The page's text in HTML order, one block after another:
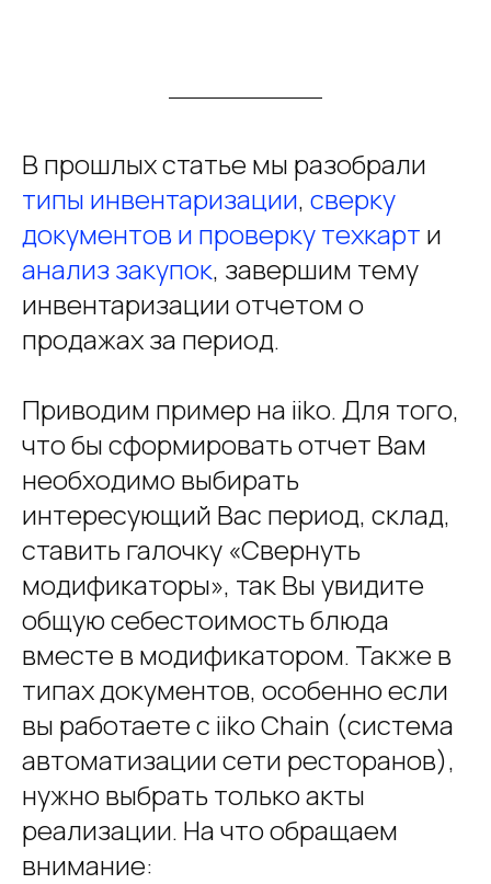
В прошлых статье мы разобрали
типы инвентаризации, сверку
документов и проверку техкарт и
анализ закупок, завершим тему
инвентаризации отчетом о
продажах за период.
Приводим пример на iiko. Для того,
что бы сформировать отчет Вам
необходимо выбирать
интересующий Вас период, склад,
ставить галочку «Свернуть
модификаторы», так Вы увидите
общую себестоимость блюда
вместе в модификатором. Также в
типах документов, особенно если
вы работаете с iiko Chain (система
автоматизации сети ресторанов),
нужно выбрать только акты
реализации. На что обращаем
внимание: